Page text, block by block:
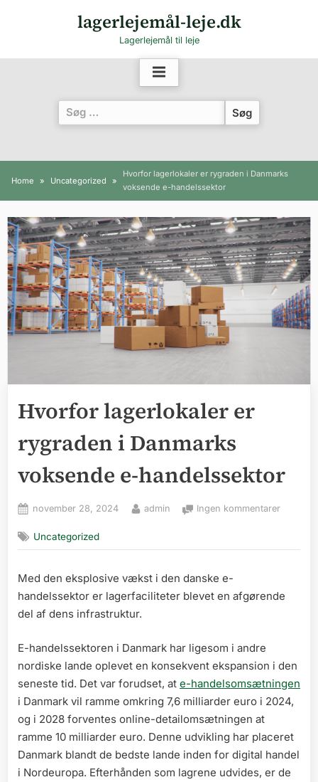
lagerlejemål-leje.dk
Lagerlejemål til leje
Søg
efter:
Home Uncategorized
Hvorfor lagerlokaler er rygraden i Danmarks
voksende e-handelssektor
Hvorfor lagerlokaler er
rygraden i Danmarks
voksende e-handelssektor
Posted
november 28, 2024 By
admin Ingen kommentarertil
Uncategorized
Med den eksplosive vækst i den danske e-
handelssektor er lagerfaciliteter blevet en afgørende
del af dens infrastruktur.
E-handelssektoren i Danmark har ligesom i andre
nordiske lande oplevet en konsekvent ekspansion i den
seneste tid. Det var forudset, at e-handelsomsætningen
i Danmark vil ramme omkring 7,6 milliarder euro i 2024,
og i 2028 forventes online-detailomsætningen at
ramme 10 milliarder euro. Denne udvikling har placeret
Danmark blandt de bedste lande inden for digital handel
i Nordeuropa. Efterhånden som lagrene udvides, er de